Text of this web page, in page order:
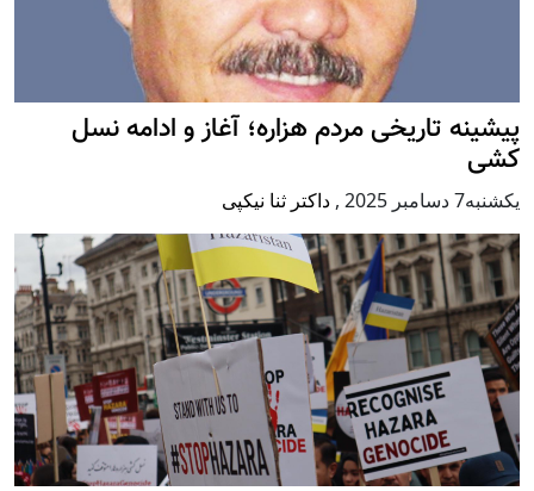
پيشينه تاريخی مردم هزاره؛ آغاز و ادامه نسل
کشی
يكشنبه7 دسامبر 2025 , داکتر ثنا نیکپی